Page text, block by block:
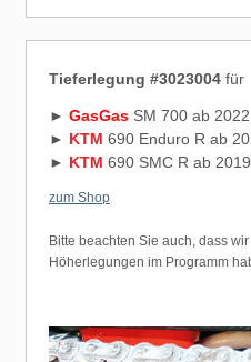
Tieferlegung #3023004 für
► GasGas SM 700 ab 2022,
► KTM 690 Enduro R ab
► KTM 690 SMC R ab
zum Shop
Bitte beachten Sie auch, dass
Höherlegungen im Programm